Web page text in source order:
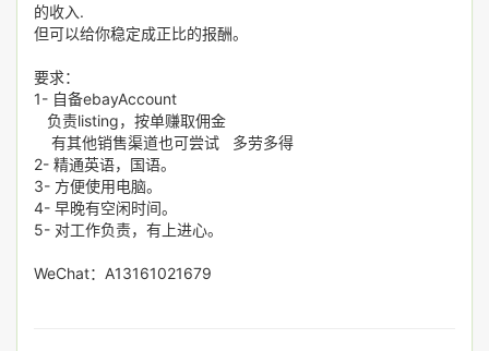
的收入.
但可以给你稳定成正比的报酬。
要求：
1- 自备ebayAccount
负责listing，按单赚取佣金
有其他销售渠道也可尝试 多劳多得
2- 精通英语，国语。
3- 方便使用电脑。
4- 早晚有空闲时间。
5- 对工作负责，有上进心。
WeChat：A13161021679